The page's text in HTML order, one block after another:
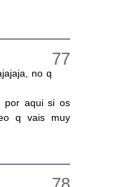
no q
por aqui si os
q vais muy